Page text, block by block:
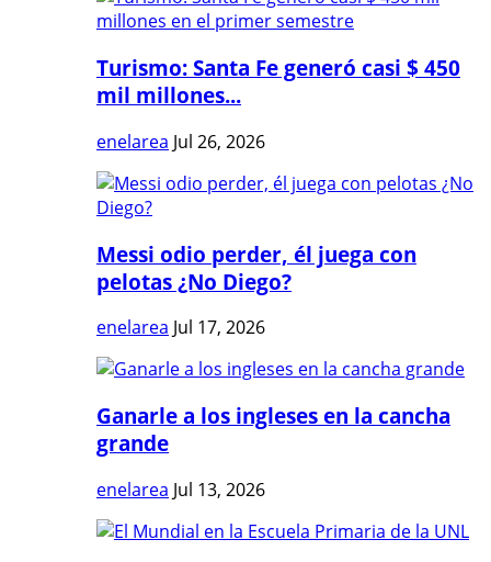
Turismo: Santa Fe generó casi $ 450
mil millones...
enelarea Jul 26, 2026
Messi odio perder, él juega con
pelotas ¿No Diego?
enelarea Jul 17, 2026
Ganarle a los ingleses en la cancha
grande
enelarea Jul 13, 2026